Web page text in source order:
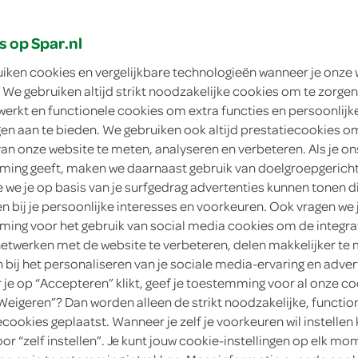
kies je SPAR
Cuby ice cubes
1 Kilogram
0.99
op Spar.nl
cookies en vergelijkbare technologieën wanneer je onze
gebruiken altijd strikt noodzakelijke cookies om te
en functionele cookies om extra functies en
aan te bieden. We gebruiken ook altijd prestatiecookies
onze website te meten, analyseren en verbeteren. Als je
geeft, maken we daarnaast gebruik van
we je op basis van je surfgedrag advertenties kunnen tonen
bij je persoonlijke interesses en voorkeuren. Ook vragen we
voor het gebruik van social media cookies om de
met de website te verbeteren, delen makkelijker te
bij het personaliseren van je sociale media-ervaring en
je op “Accepteren” klikt, geef je toestemming voor al onze
Dan worden alleen de strikt noodzakelijke,
geplaatst. Wanneer je zelf je voorkeuren wil instellen
“zelf instellen”. Je kunt jouw cookie-instellingen op elk